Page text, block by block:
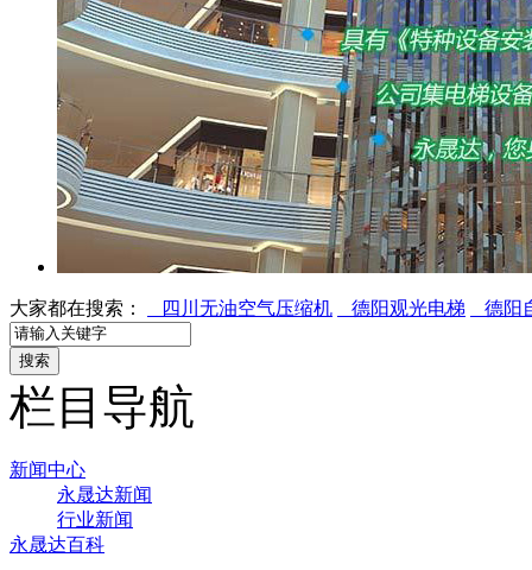
大家都在搜索： 四川无油空气压缩机 德阳观光电梯 德阳
栏目导航
新闻中心
永晟达新闻
行业新闻
永晟达百科